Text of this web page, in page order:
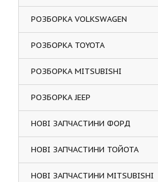
РОЗБОРКА VOLKSWAGEN
РОЗБОРКА TOYOTA
РОЗБОРКА MITSUBISHI
РОЗБОРКА JEEP
НОВІ ЗАПЧАСТИНИ ФОРД
НОВІ ЗАПЧАСТИНИ ТОЙОТА
НОВІ ЗАПЧАСТИНИ MITSUBISHI